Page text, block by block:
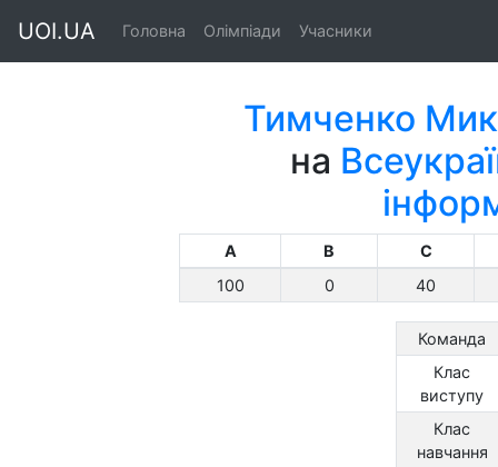
UOI.UA Головна Олімпіади Учасники
Тимченко
на
A B
C
100
0 40
Команда
Клас
виступу
Клас
навчання